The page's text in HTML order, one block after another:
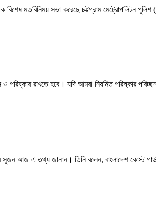
বিশেষ মতবিনিময় সভা করেছে চট্টগ্রাম মেট্রোপলিটন
রাখতে হবে। যদি আমরা নিয়মিত পরিষ্কার
সুজন আজ এ তথ্য জানান। তিনি বলেন, বাংলাদেশ কোস্ট